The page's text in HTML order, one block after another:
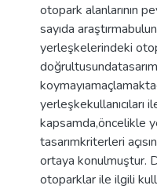
otopark alanlarının
sayıda
yerleşkelerindeki
yerleşkekullanıcıları
kapsamda,öncelikle
tasarımkriterleri
ortaya konulmuştur.
otoparklar ile ilgili